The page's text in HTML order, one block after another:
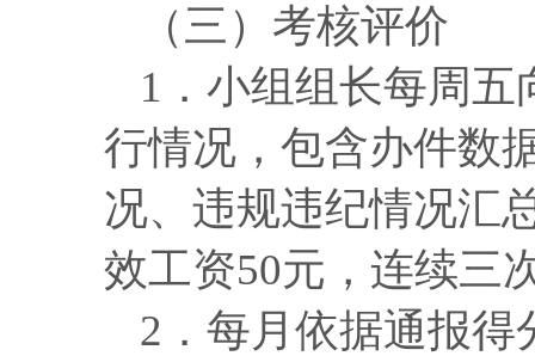
（三）考核评价
1．小组组长每周五
行情况，包含办件数
况、违规违纪情况汇
效工资50元，连续三
2．每月依据通报